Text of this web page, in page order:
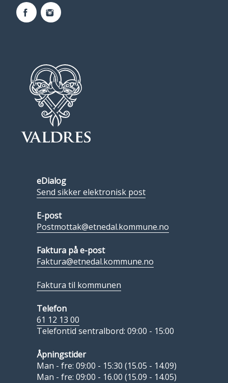
FacebookInstagram
eDialog
Send sikker elektronisk post
E-post
Postmottak@etnedal.kommune.no
Faktura på e-post
Faktura@etnedal.kommune.no
Faktura til kommunen
Telefon
61 12 13 00
Telefontid sentralbord: 09:00 - 15:00
Åpningstider
Man - fre: 09:00 - 15:30 (15.05 - 14.09)
Man - fre: 09:00 - 16.00 (15.09 - 14.05)